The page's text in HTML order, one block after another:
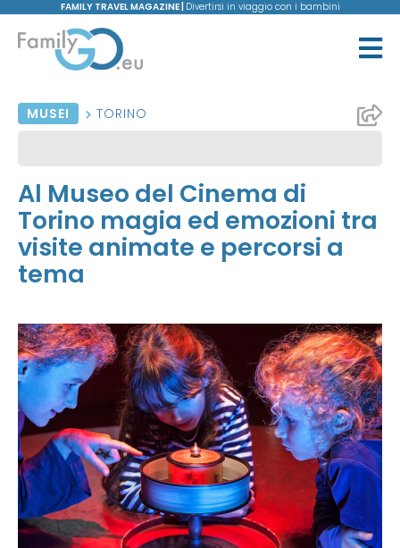
FAMILY TRAVEL MAGAZINE | Divertirsi in viaggio con i bambini
MUSEI TORINO
Al Museo del Cinema di
Torino magia ed emozioni tra
visite animate e percorsi a
tema